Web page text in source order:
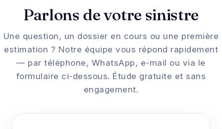
Parlons de votre sinistre
Une question, un dossier en cours ou une première
estimation ? Notre équipe vous répond rapidement
— par téléphone, WhatsApp, e-mail ou via le
formulaire ci-dessous. Étude gratuite et sans
engagement.